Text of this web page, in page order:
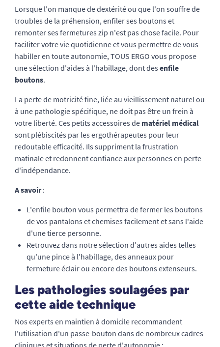
Lorsque l'on manque de dextérité ou que l'on souffre de
troubles de la préhension, enfiler ses boutons et
remonter ses fermetures zip n'est pas chose facile. Pour
faciliter votre vie quotidienne et vous permettre de vous
habiller en toute autonomie, TOUS ERGO vous propose
une sélection d'aides à l'habillage, dont des enfile
boutons.
La perte de motricité fine, liée au vieillissement naturel ou
à une pathologie spécifique, ne doit pas être un frein à
votre liberté. Ces petits accessoires de matériel médical
sont plébiscités par les ergothérapeutes pour leur
redoutable efficacité. Ils suppriment la frustration
matinale et redonnent confiance aux personnes en perte
d'indépendance.
A savoir:
L'enfile bouton vous permettra de fermer les boutons
de vos pantalons et chemises facilement et sans l'aide
d'une tierce personne.
Retrouvez dans notre sélection d'autres aides telles
qu'une pince à l'habillage, des anneaux pour
fermeture éclair ou encore des boutons extenseurs.
Les pathologies soulagées par
cette aide technique
Nos experts en maintien à domicile recommandent
l'utilisation d'un passe-bouton dans de nombreux cadres